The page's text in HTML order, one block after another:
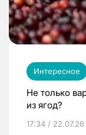
Интересное
Не только
из ягод?
17:34 / 22.07.26